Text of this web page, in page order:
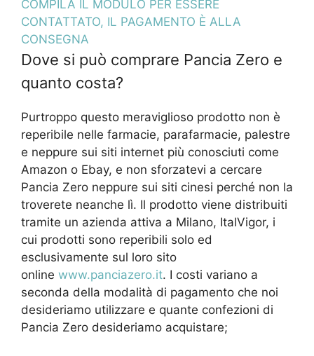
COMPILA IL MODULO PER ESSERE
CONTATTATO, IL PAGAMENTO È ALLA
CONSEGNA
Dove si può comprare Pancia Zero e
quanto costa?
Purtroppo questo meraviglioso prodotto non è
reperibile nelle farmacie, parafarmacie, palestre
e neppure sui siti internet più conosciuti come
Amazon o Ebay, e non sforzatevi a cercare
Pancia Zero neppure sui siti cinesi perché non la
troverete neanche lì. Il prodotto viene distribuiti
tramite un azienda attiva a Milano, ItalVigor, i
cui prodotti sono reperibili solo ed
esclusivamente sul loro sito
online www.panciazero.it. I costi variano a
seconda della modalità di pagamento che noi
desideriamo utilizzare e quante confezioni di
Pancia Zero desideriamo acquistare;